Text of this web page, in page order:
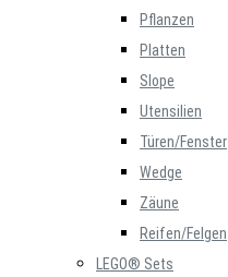
Pflanzen
Platten
Slope
Utensilien
Türen/Fenster
Wedge
Zäune
Reifen/Felgen
LEGO® Sets